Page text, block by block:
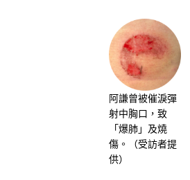
阿謙曾被催淚彈
射中胸口，致
「爆肺」及燒
傷。（受訪者提
供）